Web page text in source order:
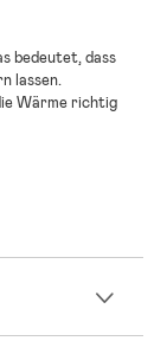
bedeutet, dass
lassen.
Wärme richtig
Passform,
und Komfort.